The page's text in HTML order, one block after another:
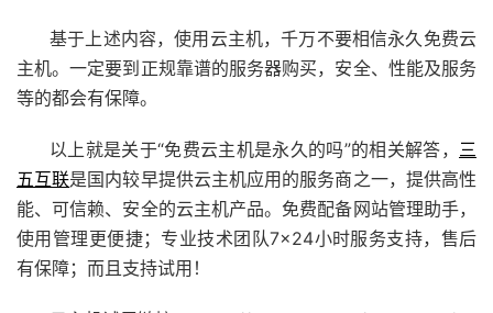
基于上述内容，使用云主机，千万不要相信永久免费云
主机。一定要到正规靠谱的服务器购买，安全、性能及服务
等的都会有保障。
以上就是关于“免费云主机是永久的吗”的相关解答， 三
五互联是国内较早提供云主机应用的服务商之一，提供高性
能、可信赖、安全的云主机产品。免费配备网站管理助手，
使用管理更便捷；专业技术团队7×24小时服务支持，售后
有保障；而且支持试用！